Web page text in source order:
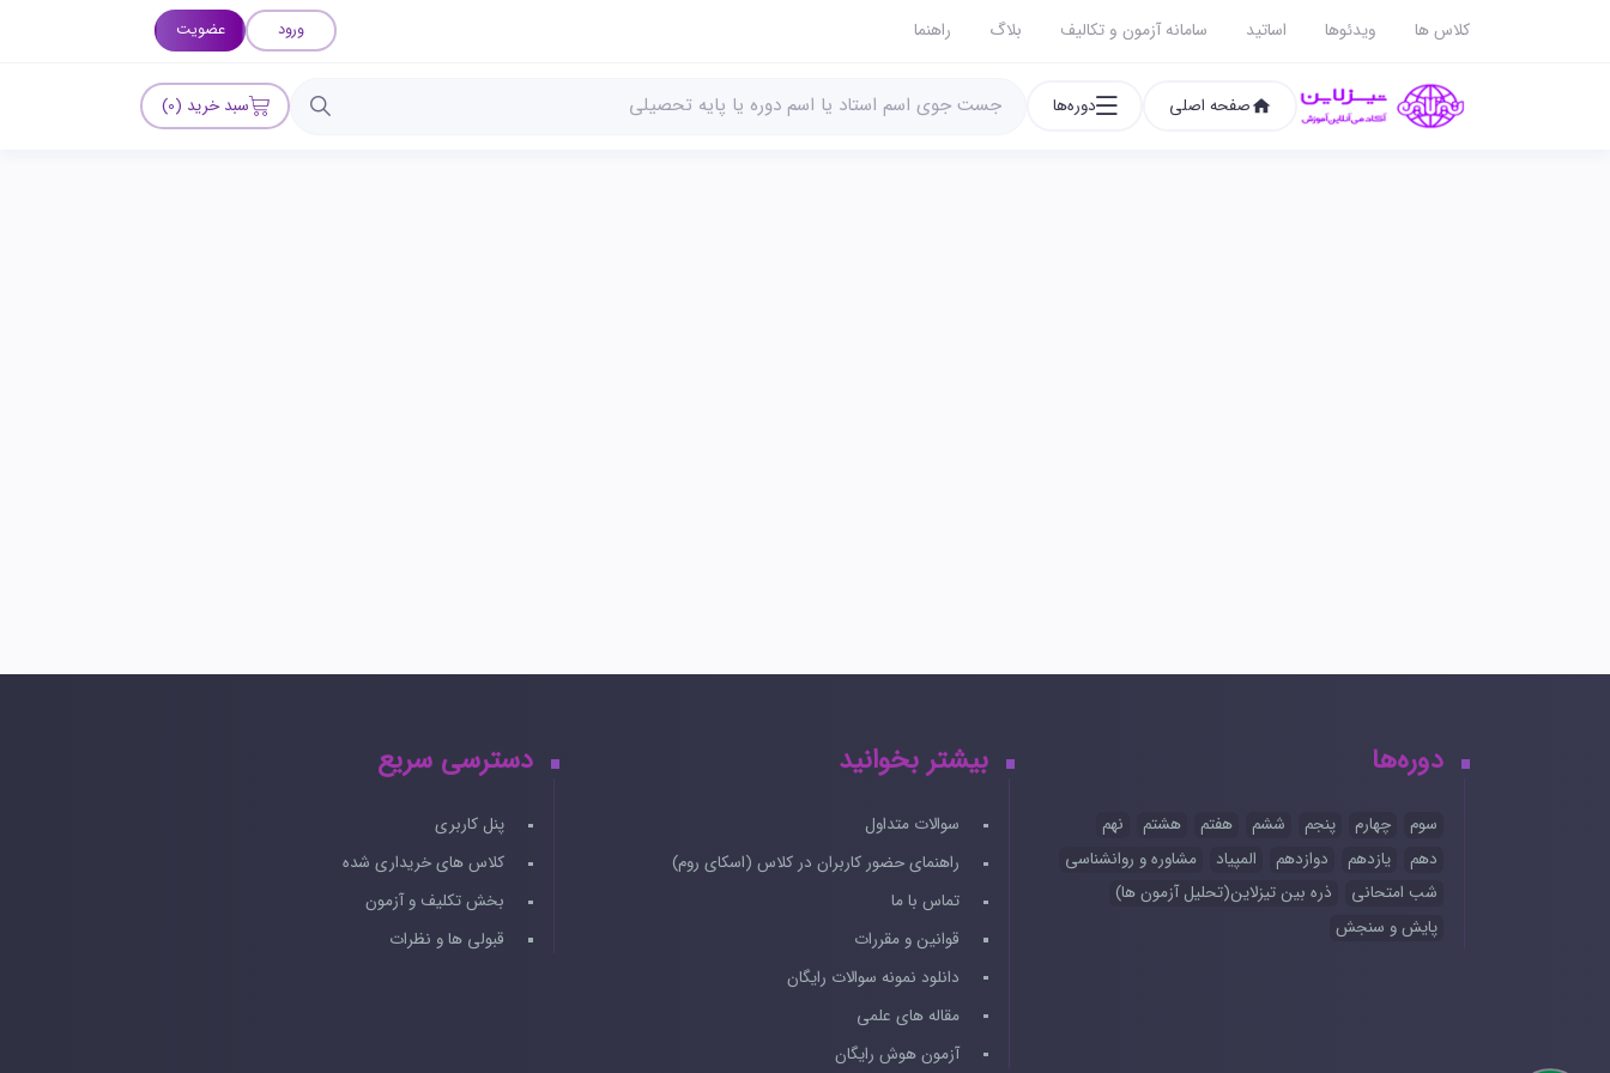
کلاس ها ویدئوها اساتید سامانه آزمون و تکالیف بلاگ راهنما ورود عضویت
صفحه اصلی دوره‌ها سبد خرید (0)
دوره‌ها
سوم چهارم پنجم ششم هفتم هشتم
نهم
دهم
یازدهم دوازدهم المپیاد
مشاوره و روانشناسی
شب امتحانی
ذره بین تیزلاین(تحلیل آزمون ها)
پایش و سنجش
بیشتر بخوانید
سوالات متداول
راهنمای حضور کاربران در کلاس (اسکای روم)
تماس با ما
قوانین و مقررات
دانلود نمونه سوالات رایگان
مقاله های علمی
آزمون هوش رایگان
دسترسی سریع
پنل کاربری
کلاس های خریداری شده
بخش تکلیف و آزمون
قبولی ها و نظرات